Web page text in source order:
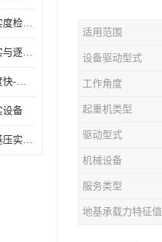
汕头强夯公司 地基压实度检测方法与标准
河池强夯队伍 分层夯实与逐层检测技术
湘西强夯施工 施工速度快-施耐用性强
设备
宁德强夯施工队伍 地基压实度检测方法与标准
适用范围
设备驱动型式
工作角度
起重机类型
驱动型式
机械设备
服务类型
地基承载力特征值